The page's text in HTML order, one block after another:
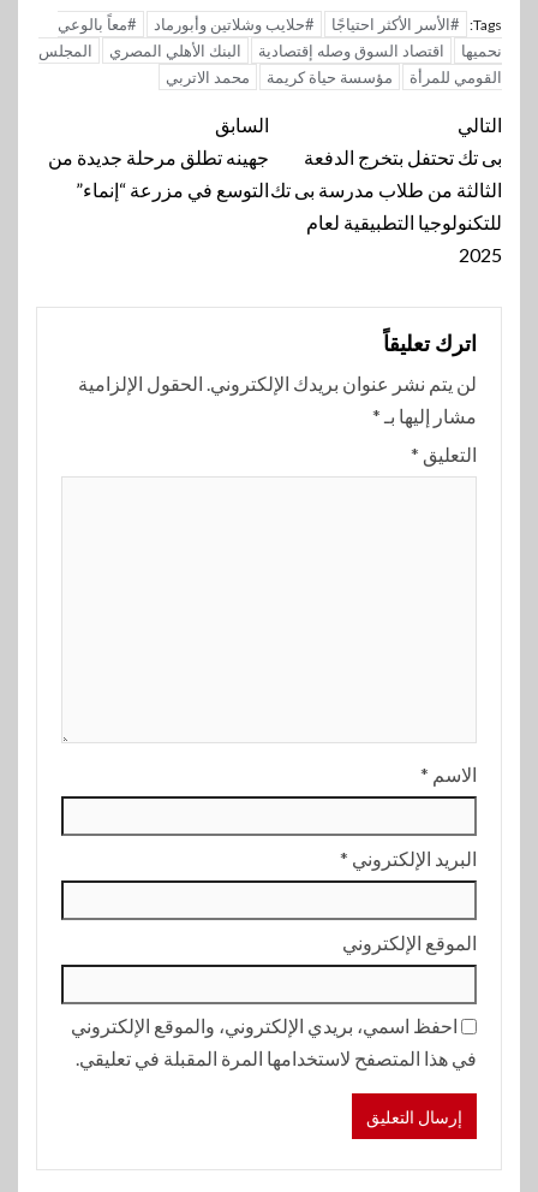
Tags: #الأسر الأكثر احتياجًا #حلايب وشلاتين وأبورماد
#معاً بالوعي
نحميها
اقتصاد السوق وصله إقتصادية البنك الأهلي المصري
المجلس
القومي للمرأة
مؤسسة حياة كريمة محمد الاتربي
تنقل
المقالة
السابق
جهينه تطلق مرحلة جديدة من
التوسع في مزرعة “إنماء”
التالي
بى تك تحتفل بتخرج الدفعة
الثالثة من طلاب مدرسة بى تك
للتكنولوجيا التطبيقية لعام
2025
اترك تعليقاً
لن يتم نشر عنوان بريدك الإلكتروني. الحقول الإلزامية
مشار إليها بـ *
التعليق *
الاسم *
البريد الإلكتروني *
الموقع الإلكتروني
احفظ اسمي، بريدي الإلكتروني، والموقع الإلكتروني
في هذا المتصفح لاستخدامها المرة المقبلة في تعليقي.